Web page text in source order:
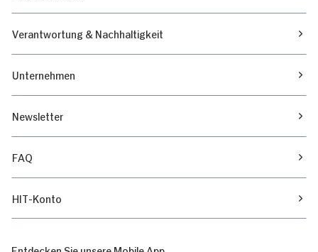
Verantwortung & Nachhaltigkeit
Unternehmen
Newsletter
FAQ
HIT-Konto